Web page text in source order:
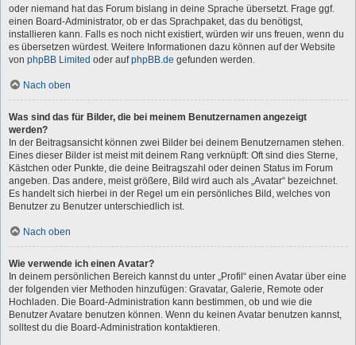
oder niemand hat das Forum bislang in deine Sprache übersetzt. Frage ggf.
einen Board-Administrator, ob er das Sprachpaket, das du benötigst,
installieren kann. Falls es noch nicht existiert, würden wir uns freuen, wenn du
es übersetzen würdest. Weitere Informationen dazu können auf der Website
von phpBB Limited oder aufphpBB.de gefunden werden.
Nach oben
Was sind das für Bilder, die bei meinem Benutzernamen angezeigt
werden?
In der Beitragsansicht können zwei Bilder bei deinem Benutzernamen stehen.
Eines dieser Bilder ist meist mit deinem Rang verknüpft: Oft sind dies Sterne,
Kästchen oder Punkte, die deine Beitragszahl oder deinen Status im Forum
angeben. Das andere, meist größere, Bild wird auch als „Avatar“ bezeichnet.
Es handelt sich hierbei in der Regel um ein persönliches Bild, welches von
Benutzer zu Benutzer unterschiedlich ist.
Nach oben
Wie verwende ich einen Avatar?
In deinem persönlichen Bereich kannst du unter „Profil“ einen Avatar über eine
der folgenden vier Methoden hinzufügen: Gravatar, Galerie, Remote oder
Hochladen. Die Board-Administration kann bestimmen, ob und wie die
Benutzer Avatare benutzen können. Wenn du keinen Avatar benutzen kannst,
solltest du die Board-Administration kontaktieren.